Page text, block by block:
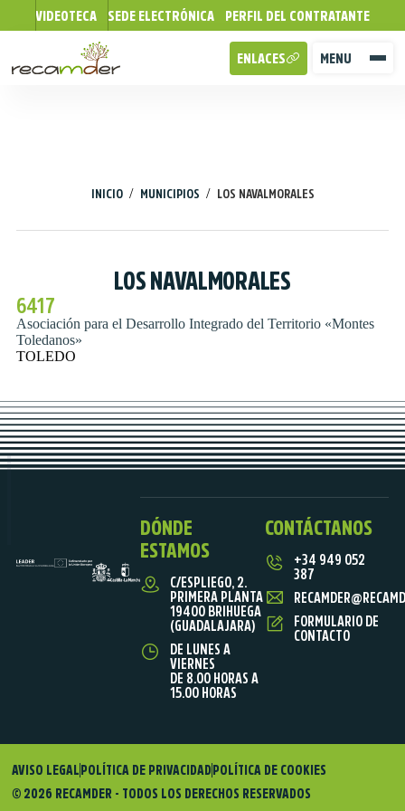
VIDEOTECA SEDE ELECTRÓNICA PERFIL DEL CONTRATANTE
MENU
ENLACES
INICIO / MUNICIPIOS / LOS NAVALMORALES
LOS NAVALMORALES
6417
Asociación para el Desarrollo Integrado del Territorio «Montes
Toledanos»
TOLEDO
DÓNDE
ESTAMOS
C/ESPLIEGO, 2.
PRIMERA PLANTA
19400 BRIHUEGA
(GUADALAJARA)
DE LUNES A
VIERNES
DE 8.00 HORAS A
15.00 HORAS
CONTÁCTANOS
+34 949 052
387
FORMULARIO DE
CONTACTO
© 2026 RECAMDER - TODOS LOS DERECHOS RESERVADOS
AVISO LEGAL POLÍTICA DE PRIVACIDAD POLÍTICA DE COOKIES